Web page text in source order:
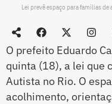
Lei prevê espaço para famílias
O prefeito Eduardo
quinta (18), a lei que
Autista no Rio. O
acolhimento,